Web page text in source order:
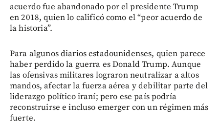
acuerdo fue abandonado por el presidente Trump
en 2018, quien lo calificó como el “peor acuerdo de
la historia”.
Para algunos diarios estadounidenses, quien parece
haber perdido la guerra es Donald Trump. Aunque
las ofensivas militares lograron neutralizar a altos
mandos, afectar la fuerza aérea y debilitar parte del
liderazgo político iraní; pero ese país podría
reconstruirse e incluso emerger con un régimen más
fuerte.